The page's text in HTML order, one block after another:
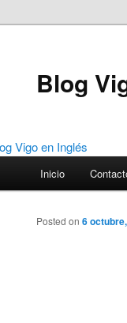
Blog
Ir al contenido
Inicio
Posted on 6